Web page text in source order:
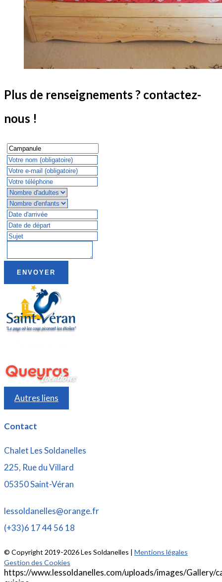
Plus de renseignements ? contactez-
nous !
ENVOYER
Autres liens
Contact
Chalet Les Soldanelles
225, Rue du Villard
05350 Saint-Véran
rf.egnaro@sellenadlossel
(+33)6 17 44 56 18
© Copyright 2019-2026 Les Soldanelles | Mentions légales
Gestion des Cookies
https://www.lessoldanelles.com/uploads/images/Gallery/